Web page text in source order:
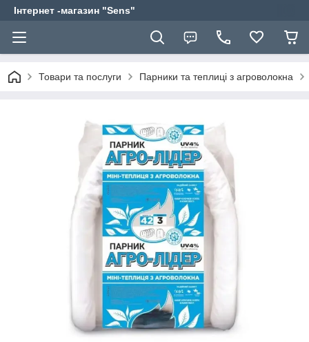
Інтернет -магазин "Sens"
Товари та послуги Парники та теплиці з агроволокна